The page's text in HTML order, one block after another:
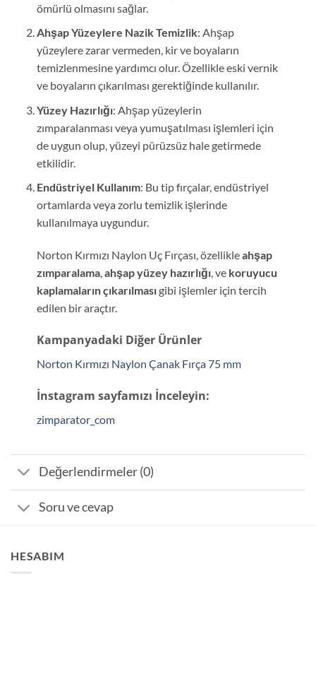
ömürlü olmasını sağlar.
Ahşap Yüzeylere Nazik Temizlik: Ahşap
yüzeylere zarar vermeden, kir ve boyaların
temizlenmesine yardımcı olur. Özellikle eski vernik
ve boyaların çıkarılması gerektiğinde kullanılır.
Yüzey Hazırlığı: Ahşap yüzeylerin
zımparalanması veya yumuşatılması işlemleri için
de uygun olup, yüzeyi pürüzsüz hale getirmede
etkilidir.
Endüstriyel Kullanım: Bu tip fırçalar, endüstriyel
ortamlarda veya zorlu temizlik işlerinde
kullanılmaya uygundur.
Norton Kırmızı Naylon Uç Fırçası, özellikleahşap
zımparalama,ahşap yüzey hazırlığı, ve koruyucu
kaplamaların çıkarılmasıgibi işlemler için tercih
edilen bir araçtır.
Kampanyadaki Diğer Ürünler
Norton Kırmızı Naylon Çanak Fırça 75 mm
İnstagram sayfamızı İnceleyin:
zimparator_com
Değerlendirmeler (0)
Soru ve cevap
HESABIM